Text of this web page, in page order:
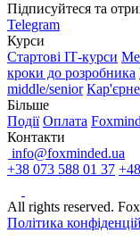
Підписуйтеся та
Telegram
Курси
Стартові IТ-курси
кроки до розробника
middle/senior
Більше
Події Оплата
Контакти
info@foxminded.ua
+38 073 588 01 37
All rights reserved.
Політика